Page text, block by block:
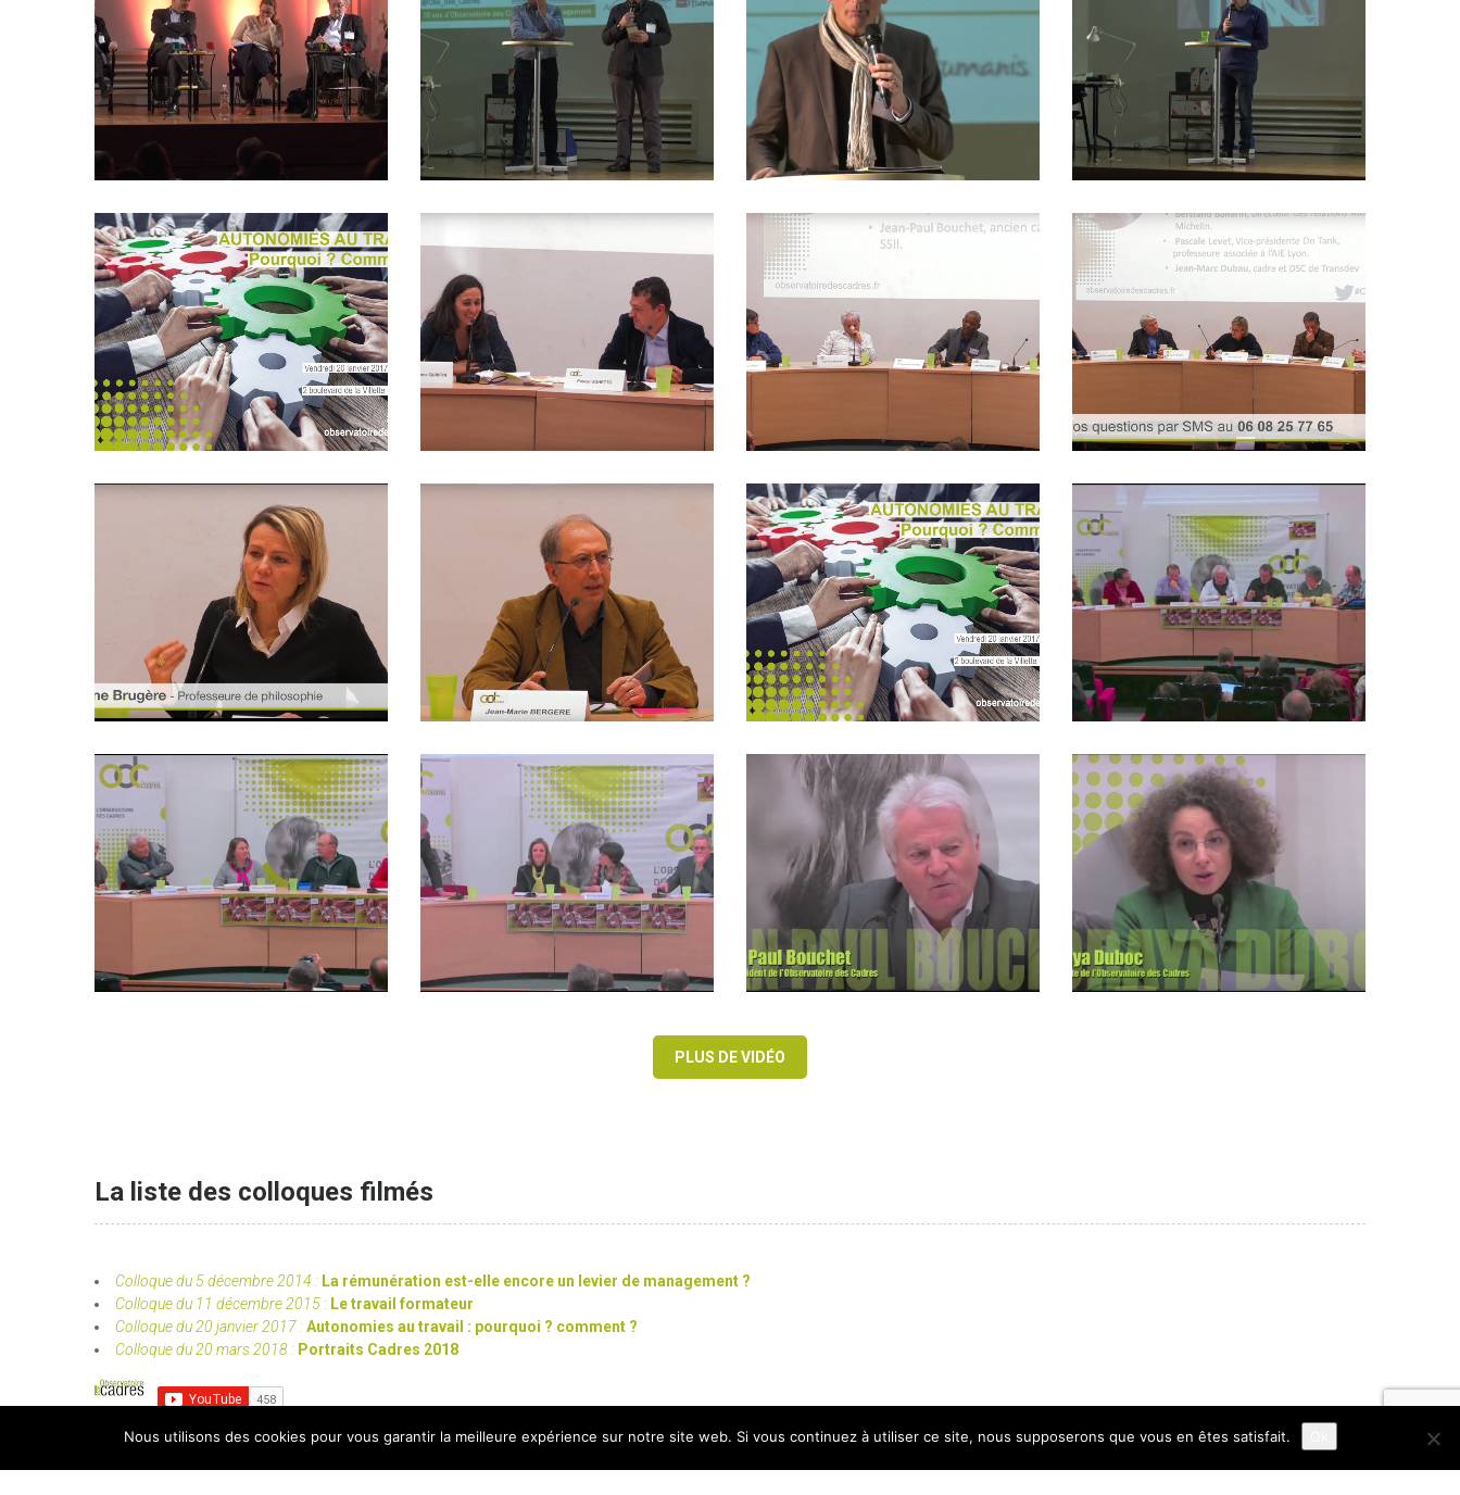
PLUS DE VIDÉO
La liste des colloques filmés
Colloque du 5 décembre 2014 : La rémunération est-elle encore un levier de management ?
Colloque du 11 décembre 2015 : Le travail formateur
Colloque du 20 janvier 2017 :Autonomies au travail : pourquoi ? comment ?
Colloque du 20 mars 2018 : Portraits Cadres 2018
Nous utilisons des cookies pour vous garantir la meilleure expérience sur notre site web. Si vous continuez à utiliser ce site, nous supposerons que vous en êtes satisfait.